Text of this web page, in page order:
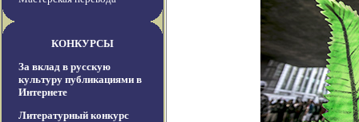
КОНКУРСЫ
За вклад в русскую
культуру публикациями в
Интернете
Литературный конкурс